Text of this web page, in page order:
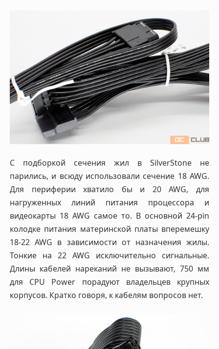
С подборкой сечения жил в SilverStone не
парились, и всюду использовали сечение 18 AWG.
Для периферии хватило бы и 20 AWG, для
нагруженных линий питания процессора и
видеокарты 18 AWG самое то. В основной 24-pin
колодке питания материнской платы вперемешку
18-22 AWG в зависимости от назначения жилы.
Тонкие на 22 AWG исключительно сигнальные.
Длины кабелей нареканий не вызывают, 750 мм
для CPU Power порадуют владельцев крупных
корпусов. Кратко говоря, к кабелям вопросов нет.